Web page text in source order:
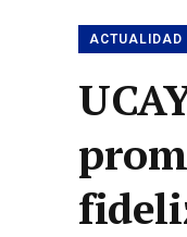
ACTUALIDAD